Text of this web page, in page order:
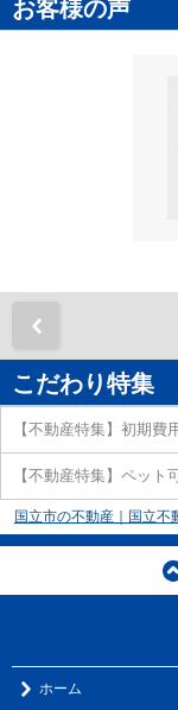
お客様の声
こだわり特集
【不動産特集】初期費
【不動産特集】ペット
国立市の不動産｜国立不
ホーム